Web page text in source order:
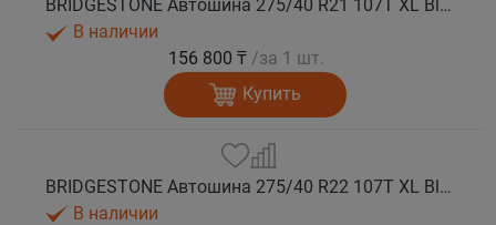
BRIDGESTONE Автошина 275/40 R21 107T XL Blizzak DM-V3 зима
В наличии
156 800 ₸ /за 1 шт.
Купить
BRIDGESTONE Автошина 275/40 R22 107T XL Blizzak DM-V3 зима
В наличии